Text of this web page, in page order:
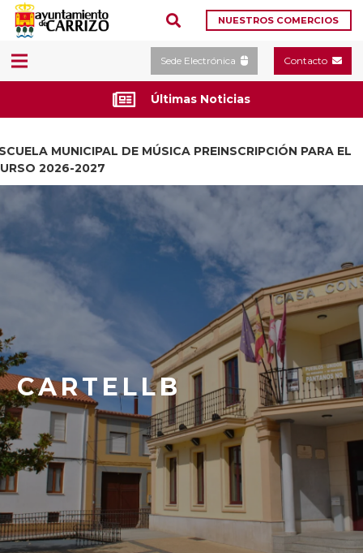
NUESTROS COMERCIOS
Sede Electrónica Contacto
Últimas Noticias
MUNICIPAL DE MÚSICA PREINSCRIPCIÓN PARA EL
2026-2027
CARTELLB